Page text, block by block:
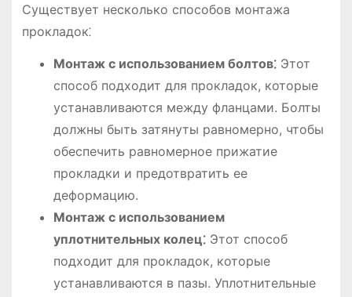
Существует несколько способов монтажа
прокладок⁚
Монтаж с использованием болтов⁚Этот
способ подходит для прокладок, которые
устанавливаются между фланцами. Болты
должны быть затянуты равномерно, чтобы
обеспечить равномерное прижатие
прокладки и предотвратить ее
деформацию.
Монтаж с использованием
уплотнительных колец⁚Этот способ
подходит для прокладок, которые
устанавливаются в пазы. Уплотнительные